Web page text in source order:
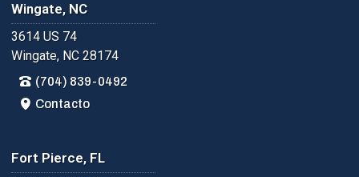
Wingate, NC
3614 US 74
Wingate, NC 28174
(704) 839-0492
Contacto
Fort Pierce, FL